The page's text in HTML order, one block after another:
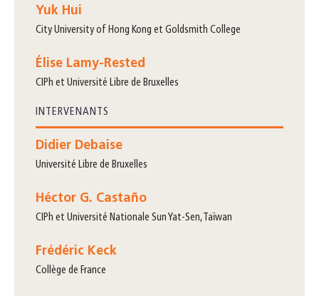
Yuk Hui
City University of Hong Kong et Goldsmith College
Élise Lamy-Rested
CIPh et Université Libre de Bruxelles
INTERVENANTS
Didier Debaise
Université Libre de Bruxelles
Héctor G. Castaño
CIPh et Université Nationale Sun Yat-Sen, Taïwan
Frédéric Keck
Collège de France